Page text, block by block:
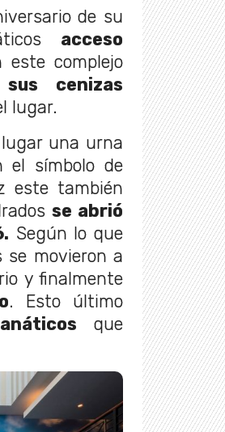
de su
acceso
este complejo
sus cenizas
lugar.
una urna
el símbolo de
este también
se abrió
Según lo que
se movieron a
y finalmente
. Esto último
que